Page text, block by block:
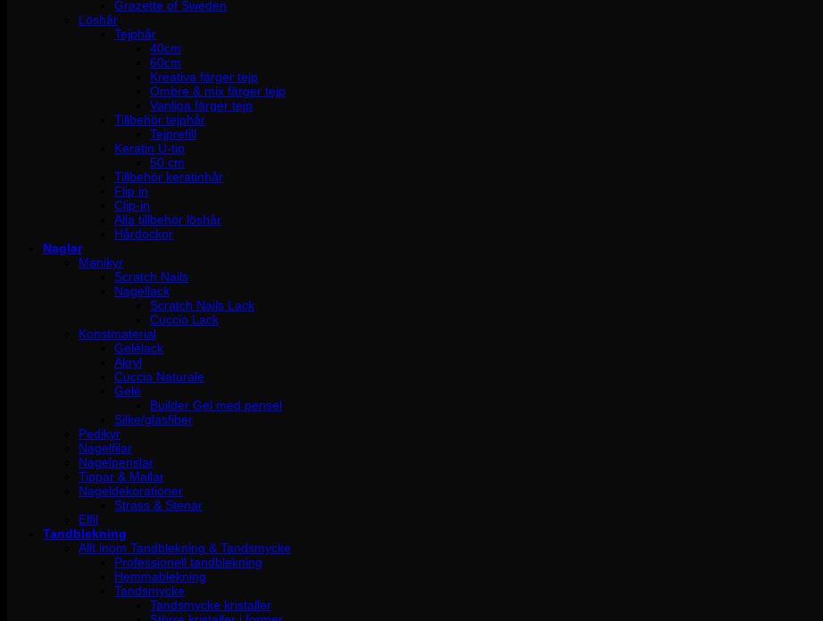
Grazette of Sweden
Löshår
Tejphår
40cm
60cm
Kreativa färger tejp
Ombre & mix färger tejp
Vanliga färger tejp
Tillbehör tejphår
Tejprefill
Keratin U-tip
50 cm
Tillbehör keratinhår
Flip in
Clip-in
Alla tillbehör löshår
Hårdockor
Naglar
Manikyr
Scratch Nails
Nagellack
Scratch Nails Lack
Cuccio Lack
Konstmaterial
Gelélack
Akryl
Cuccio Naturale
Gelé
Builder Gel med pensel
Silke/glasfiber
Pedikyr
Nagelfilar
Nagelpenslar
Tippar & Mallar
Nageldekorationer
Strass & Stenar
Elfil
Tandblekning
Allt inom Tandblekning & Tandsmycke
Professionell tandblekning
Hemmablekning
Tandsmycke
Tandsmycke kristaller